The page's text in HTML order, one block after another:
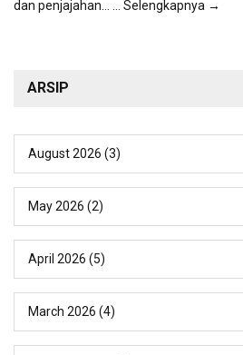
dan penjajahan...
... Selengkapnya →
ARSIP
August 2026 (3)
May 2026 (2)
April 2026 (5)
March 2026 (4)